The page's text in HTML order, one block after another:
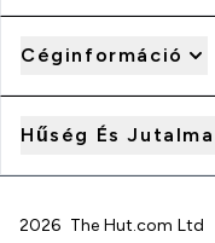
Céginformáció
Hűség És
2026 The Hut.com Ltd